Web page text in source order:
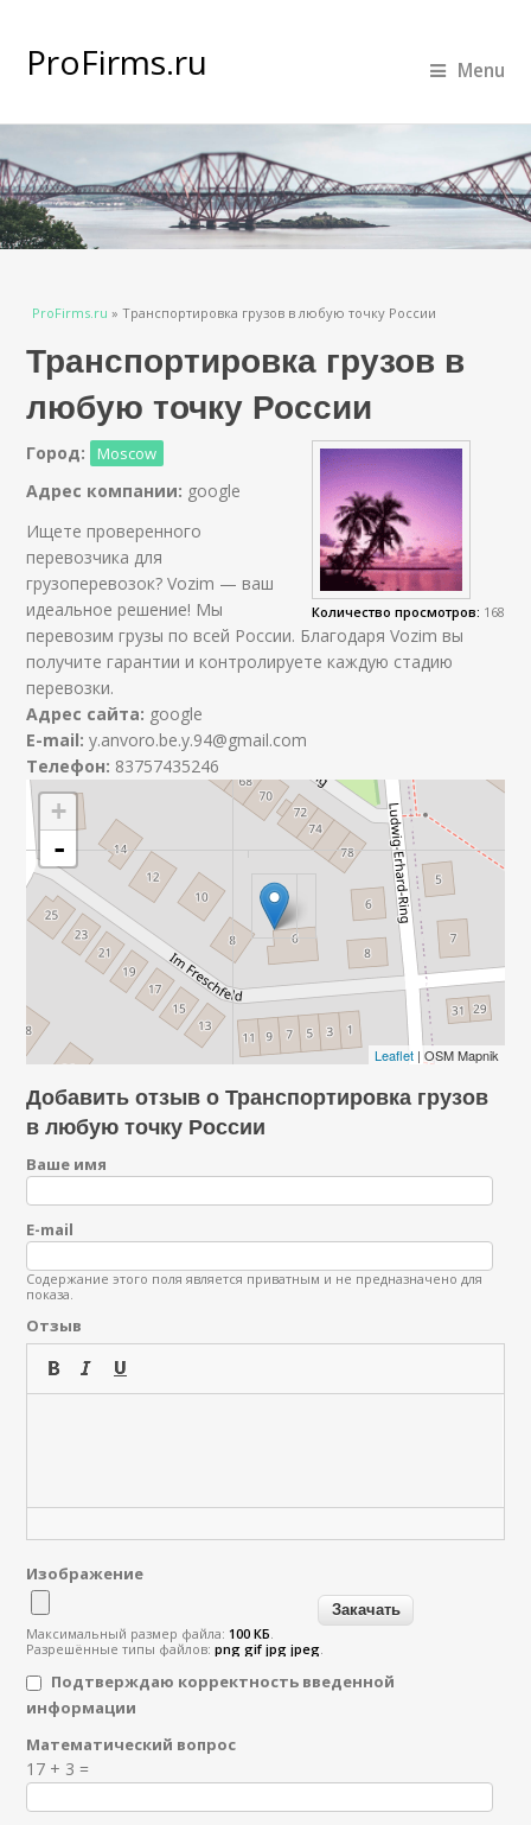
ProFirms.ru Menu
Вы здесь
ProFirms.ru » Транспортировка грузов в любую точку России
Транспортировка грузов в
любую точку России
Количество просмотров: 168
Город: Moscow
Адрес компании: google
Ищете проверенного
перевозчика для
грузоперевозок? Vozim — ваш
идеальное решение! Мы
перевозим грузы по всей России. Благодаря Vozim вы
получите гарантии и контролируете каждую стадию
перевозки.
Адрес сайта: google
E-mail:y.anvoro.be.y.94@gmail.com
Телефон: 83757435246
+
-
Leaflet| OSM Mapnik
Добавить отзыв о Транспортировка грузов
в любую точку России
Ваше имя
E-mail
Содержание этого поля является приватным и не предназначено для
показа.
Отзыв
Изображение
Максимальный размер файла:100 КБ.
Разрешённые типы файлов:png gif jpg jpeg.
Подтверждаю корректность введенной
информации
Я спамер
Математический вопрос
17 + 3 =